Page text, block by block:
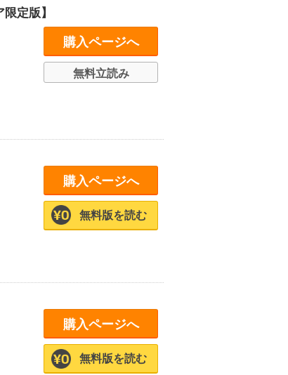
定版】
購入ページへ
無料立読み
購入ページへ
無料版を読む
購入ページへ
無料版を読む